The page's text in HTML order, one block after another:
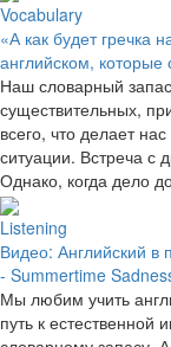
Vocabulary
«А как будет гречка
английском, которые
Наш словарный
существительных,
всего, что делает
ситуации. Встреча с
Однако, когда дело
Listening
Видео: Английский в
- Summertime
Мы любим учить
путь к естественной